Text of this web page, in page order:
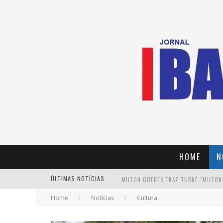
HOME
ÚLTIMAS NOTÍCIAS MILTON GUEDES TRAZ TURNÊ
Home Notícias Cultura